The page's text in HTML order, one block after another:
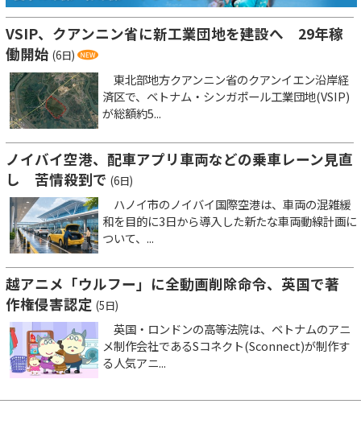
VSIP、クアンニン省に新工業団地を建設へ 29年稼
働開始 (6日)
東北部地方クアンニン省のクアンイエン沿岸経
済区で、ベトナム・シンガポール工業団地(VSIP)
が総額約5...
ノイバイ空港、配車アプリ車両などの乗車レーン見直
し 苦情殺到で (6日)
ハノイ市のノイバイ国際空港は、車両の混雑緩
和を目的に3日から導入した新たな車両動線計画に
ついて、...
越アニメ「ウルフー」に全動画削除命令、英国で著
作権侵害認定 (5日)
英国・ロンドンの高等法院は、ベトナムのアニ
メ制作会社であるSコネクト(Sconnect)が制作す
る人気アニ...